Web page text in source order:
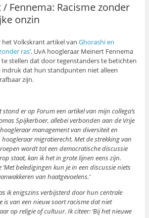
Fennema: Racisme zonder
onzin
het Volkskrant artikel van Ghorashi en
ras’. UvA hoogleraar Meinert Fennema
stellen dat door tegenstanders te betichten
indruk dat hun standpunten niet alleen
zijn.
er op Forum een artikel van mijn collega’s
Spijkerboer, allebei verbonden aan de Vrije
management van diversiteit en
migratierecht. Met de strekking van
wordt tot een democratische discussie
staat, kan ik het in grote lijnen eens zijn.
‘Met beledigingen kun je in een discussie niets
van haatgevoelens.’
ik enigszins verbijsterd door hun centrale
is van een nieuw soort racisme dat niet
op religie of cultuur. Ik citeer: ‘Bij het nieuwe